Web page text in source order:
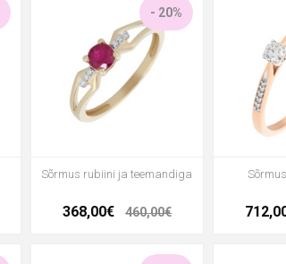
- 20%
Sõrmus rubiini ja teemandiga
368,00€ 460,00€